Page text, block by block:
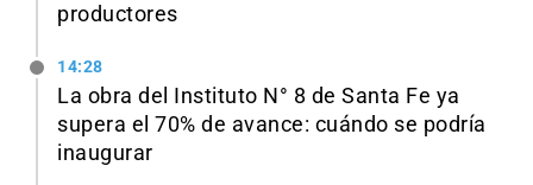
productores
14:28
La obra del Instituto N° 8 de Santa Fe ya
supera el 70% de avance: cuándo se podría
inaugurar